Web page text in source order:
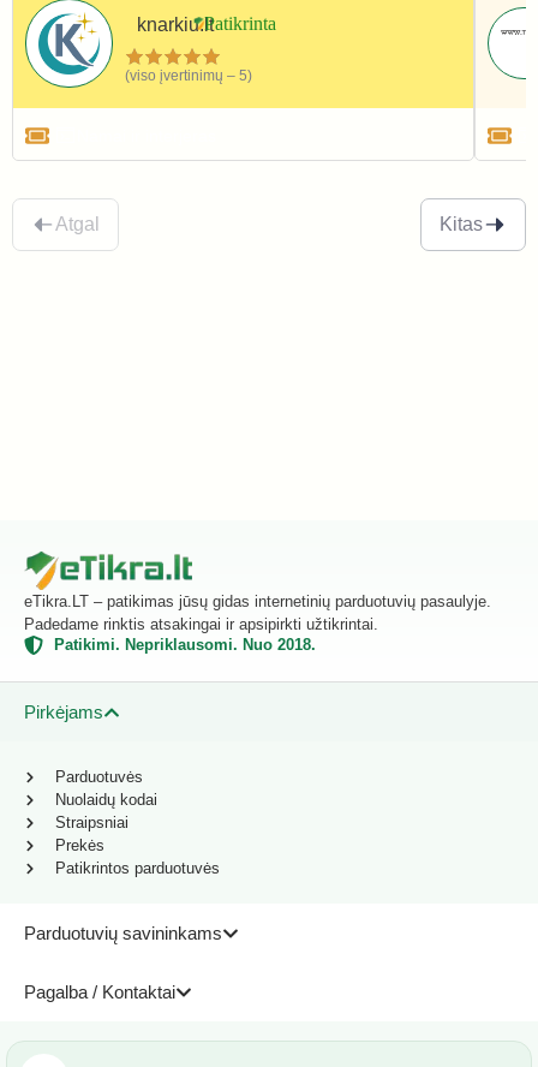
knarkiu.lt
(viso įvertinimų – 5)
Atgal Kitas
eTikra.LT – patikimas jūsų gidas internetinių parduotuvių pasaulyje.
Padedame rinktis atsakingai ir apsipirkti užtikrintai.
Patikimi. Nepriklausomi. Nuo 2018.
Pirkėjams
Parduotuvių savininkams
Pagalba / Kontaktai
Parduotuvės
Nuolaidų kodai
Straipsniai
Prekės
Patikrintos parduotuvės